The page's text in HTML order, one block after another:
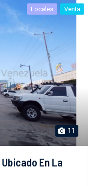
Locales Venta
11
En La